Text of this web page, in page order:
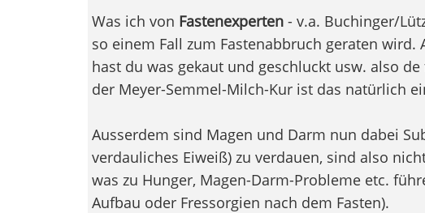
Was ich von Fastenexperten- v.a. Buchinger/
so einem Fall zum Fastenabbruch geraten wird.
hast du was gekaut und geschluckt usw. also
der Meyer-Semmel-Milch-Kur ist das natürlich
Ausserdem sind Magen und Darm nun dabei
verdauliches Eiweiß) zu verdauen, sind also
was zu Hunger, Magen-Darm-Probleme etc.
Aufbau oder Fressorgien nach dem Fasten).